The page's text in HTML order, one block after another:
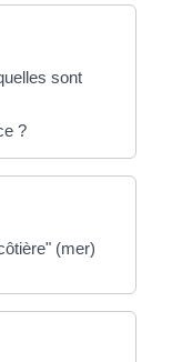
sont
?
(mer)